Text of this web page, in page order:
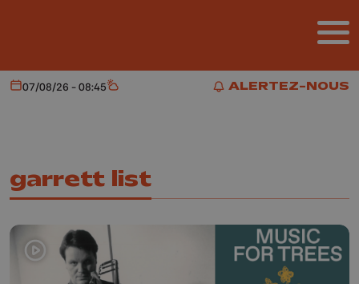
ALERTEZ-NOUS
ALERTEZ-NOUS
Aujourd'hui
07/08/26 - 08:45 Météo
garrett list